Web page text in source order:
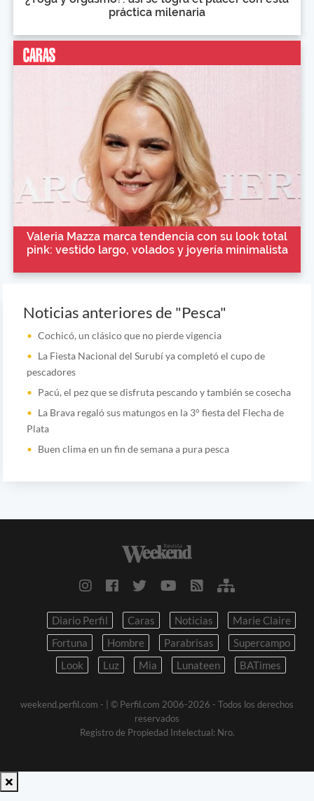
práctica milenaria
Valeria Mazza marca tendencia con su look total
pink: vestido largo, volados y joyería minimalista
Noticias anteriores de "Pesca"
Cochicó, un clásico que no pierde vigencia
La Fiesta Nacional del Surubí ya completó el cupo de
pescadores
Pacú, el pez que se disfruta pescando y también se cosecha
La Brava regaló sus matungos en la 3° fiesta del Flecha de
Plata
Buen clima en un fin de semana a pura pesca
Diario Perfil Caras Noticias
Marie Claire
Fortuna
Hombre Parabrisas
Supercampo
Look
Luz Mia Lunateen BATimes
weekend.perfil.com -
| © Perfil.com 2006-2026 - Todos los derechos
reservados
Registro de Propiedad Intelectual: Nro.